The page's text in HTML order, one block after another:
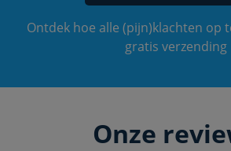
Ontdek hoe alle (pijn)klachten op
gratis verzending
Onze